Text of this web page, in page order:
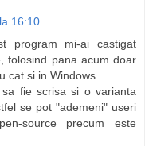
16:10
program mi-ai castigat
folosind pana acum doar
cat si in Windows.
fie scrisa si o varianta
se pot "ademeni" useri
source precum este